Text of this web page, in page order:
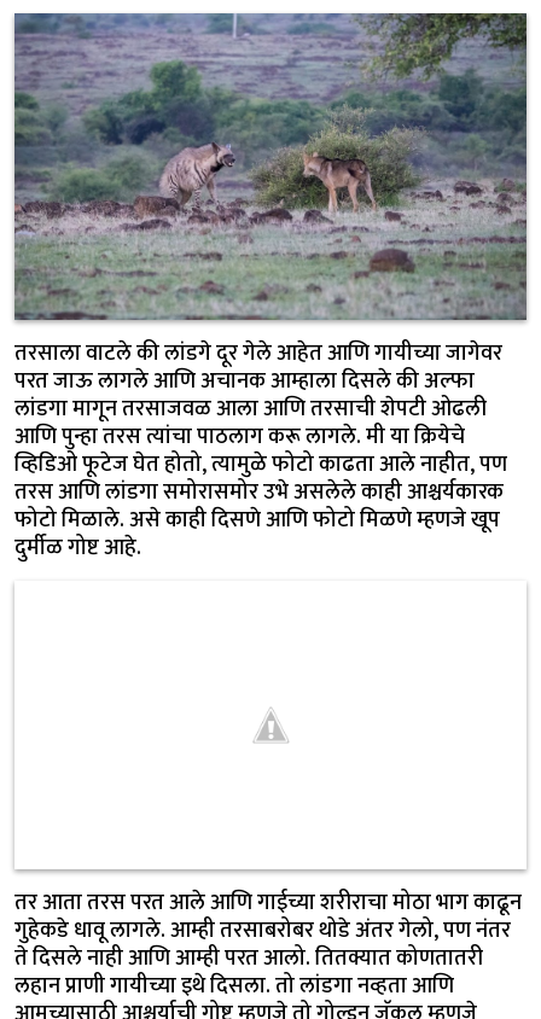
तरसाला वाटले की लांडगे दूर गेले आहेत आणि गायीच्या जागेवर
परत जाऊ लागले आणि अचानक आम्हाला दिसले की अल्फा
लांडगा मागून तरसाजवळ आला आणि तरसाची शेपटी ओढली
आणि पुन्हा तरस त्यांचा पाठलाग करू लागले. मी या क्रियेचे
व्हिडिओ फूटेज घेत होतो, त्यामुळे फोटो काढता आले नाहीत, पण
तरस आणि लांडगा समोरासमोर उभे असलेले काही आश्चर्यकारक
फोटो मिळाले. असे काही दिसणे आणि फोटो मिळणे म्हणजे खूप
दुर्मीळ गोष्ट आहे.
तर आता तरस परत आले आणि गाईच्या शरीराचा मोठा भाग काढून
गुहेकडे धावू लागले. आम्ही तरसाबरोबर थोडे अंतर गेलो, पण नंतर
ते दिसले नाही आणि आम्ही परत आलो. तितक्यात कोणतातरी
लहान प्राणी गायीच्या इथे दिसला. तो लांडगा नव्हता आणि